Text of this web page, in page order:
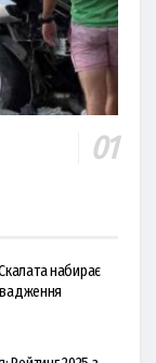
набирає